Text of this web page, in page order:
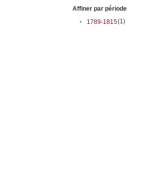
Affiner par période
•
1789-1815(1)